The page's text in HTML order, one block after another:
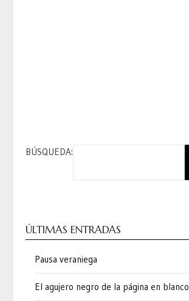
BÚSQUEDA:
ÚLTIMAS ENTRADAS
Pausa veraniega
El agujero negro de la página en blanco